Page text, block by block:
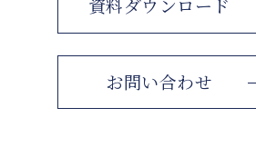
お問い合わせ
資料ダウンロード